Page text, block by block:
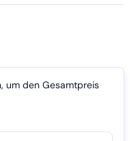
um den Gesamtpreis